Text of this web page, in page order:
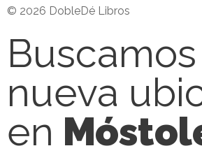
© 2026 DobleDé Libros
Buscamos
nueva
en